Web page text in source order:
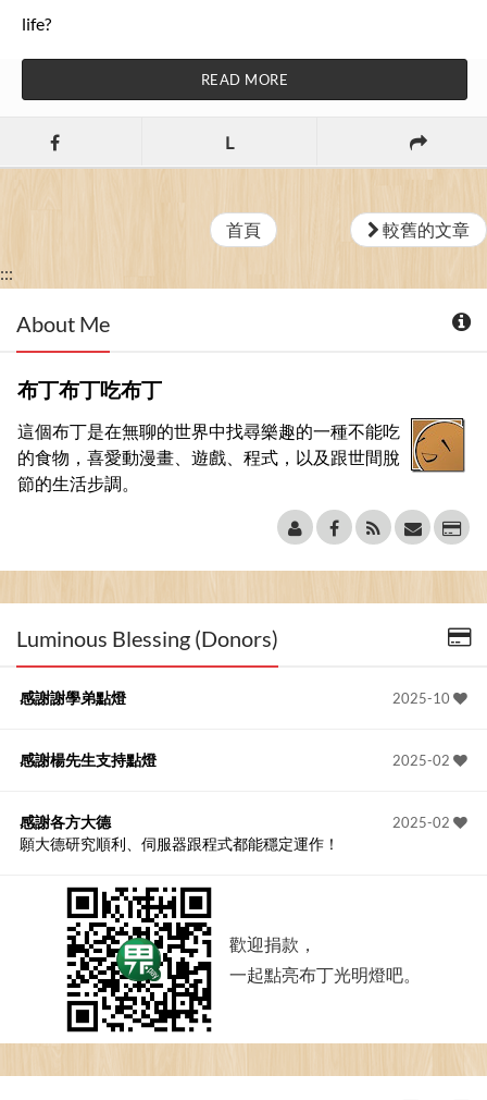
life?
READ MORE
L
首頁 較舊的文章
:::
About Me
布丁布丁吃布丁
這個布丁是在無聊的世界中找尋樂趣的一種不能吃
的食物，喜愛動漫畫、遊戲、程式，以及跟世間脫
節的生活步調。
Luminous Blessing (Donors)
2025-10
感謝謝學弟點燈
2025-02
感謝楊先生支持點燈
2025-02
感謝各方大德
願大德研究順利、伺服器跟程式都能穩定運作！
歡迎捐款，
一起點亮布丁光明燈吧。